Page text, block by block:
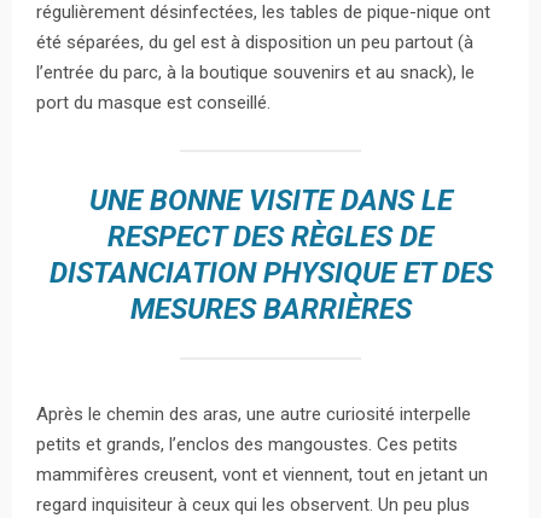
régulièrement désinfectées, les tables de pique-nique ont
été séparées, du gel est à disposition un peu partout (à
l’entrée du parc, à la boutique souvenirs et au snack), le
port du masque est conseillé.
UNE BONNE VISITE DANS LE
RESPECT DES RÈGLES DE
DISTANCIATION PHYSIQUE ET DES
MESURES BARRIÈRES
Après le chemin des aras, une autre curiosité interpelle
petits et grands, l’enclos des mangoustes. Ces petits
mammifères creusent, vont et viennent, tout en jetant un
regard inquisiteur à ceux qui les observent. Un peu plus